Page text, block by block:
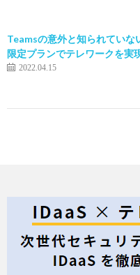
Teamsの意外と知られていな
限定プランでテレワークを実
2022.04.15